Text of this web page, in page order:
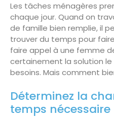
Les tâches ménagères
chaque jour. Quand on
de famille bien remplie, il
trouver du temps pour
faire appel à une femme
certainement la solution
besoins. Mais comment
Déterminez la
temps nécessaire